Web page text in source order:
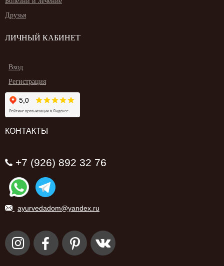
Друзья
ЛИЧНЫЙ КАБИНЕТ
Вход
Регистрация
КОНТАКТЫ
+7 (926) 892 32 76
ayurvedadom@yandex.ru